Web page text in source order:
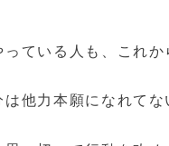
ている人も、これか
は他力本願になれてな